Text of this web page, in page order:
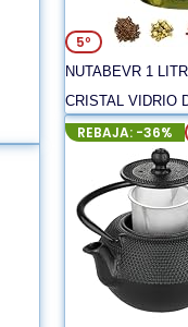
5º
NUTABEVR 1
CRISTAL VIDRIO
REBAJA: -36%